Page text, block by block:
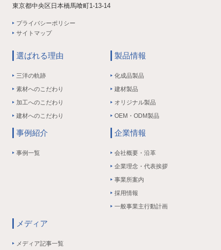
東京都中央区日本橋馬喰町1-13-14
プライバシーポリシー
サイトマップ
選ばれる理由
三洋の軌跡
素材へのこだわり
加工へのこだわり
建材へのこだわり
製品情報
化成品製品
建材製品
オリジナル製品
OEM・ODM製品
事例紹介
事例一覧
企業情報
会社概要・沿革
企業理念・代表挨拶
事業所案内
採用情報
一般事業主行動計画
メディア
メディア記事一覧